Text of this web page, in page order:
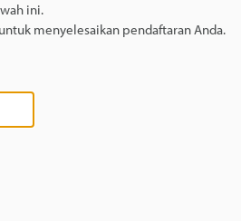
ini.
menyelesaikan pendaftaran Anda.